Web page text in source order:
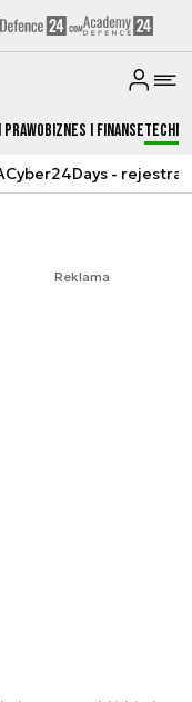
Biznes i Finanse
Cyber24Days -
Reklama